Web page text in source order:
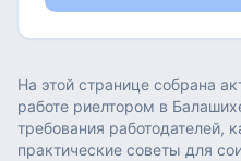
На этой странице собрана
работе риелтором в
требования работодателей,
практические советы для